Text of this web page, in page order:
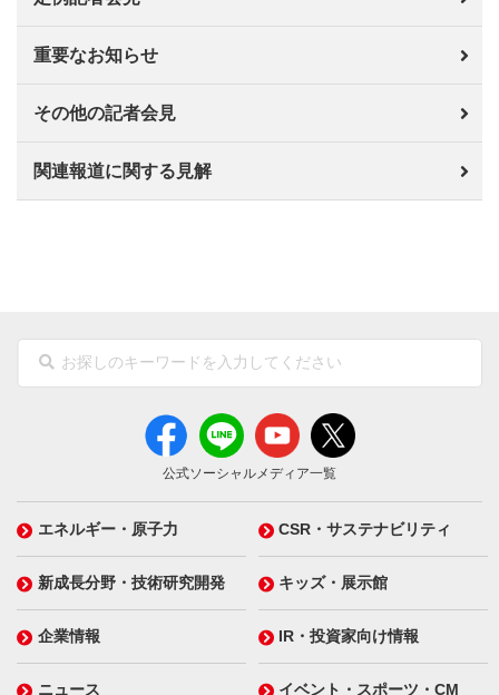
重要なお知らせ
その他の記者会見
関連報道に関する見解
公式ソーシャルメディア一覧
エネルギー・原子力 CSR・サステナビリティ
新成長分野・技術研究開発 キッズ・展示館
企業情報 IR・投資家向け情報
ニュース イベント・スポーツ・CM